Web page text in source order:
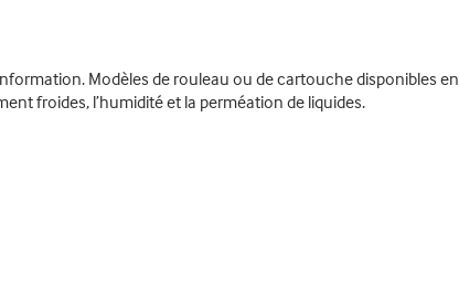
Modèles de rouleau ou de cartouche disponibles
froides, l’humidité et la perméation de liquides.